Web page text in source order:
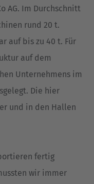
AG. Im Durchschnitt
rund 20 t.
auf bis zu 40 t. Für
auf dem
Unternehmens im
Die hier
und in den Hallen
fertig
wir immer